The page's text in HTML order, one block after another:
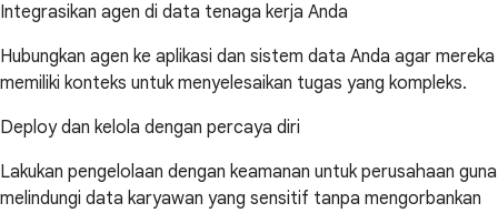
Integrasikan agen di data tenaga kerja Anda
Hubungkan agen ke aplikasi dan sistem data Anda agar mereka
memiliki konteks untuk menyelesaikan tugas yang kompleks.
Deploy dan kelola dengan percaya diri
Lakukan pengelolaan dengan keamanan untuk perusahaan guna
melindungi data karyawan yang sensitif tanpa mengorbankan